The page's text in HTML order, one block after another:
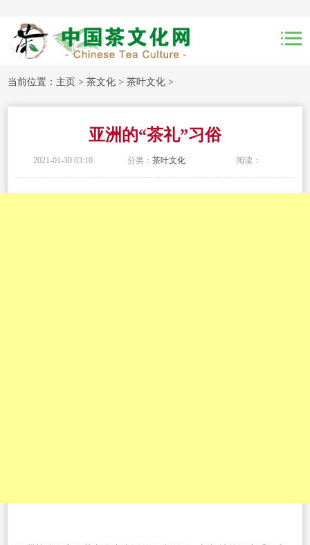
当前位置： 主页 >茶文化 >茶叶文化 >
亚洲的“茶礼”习俗
2021-01-30 03:10 分类： 茶叶文化 阅读：